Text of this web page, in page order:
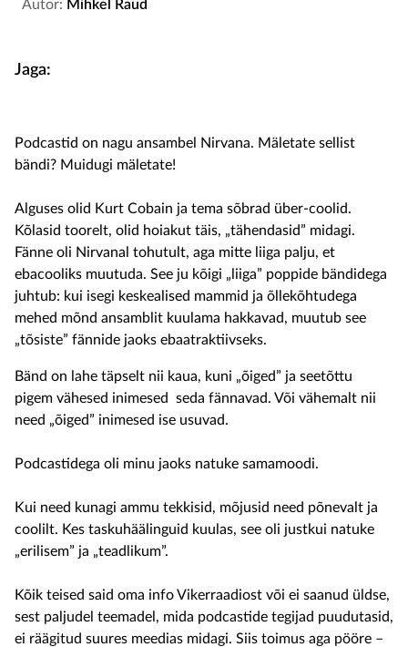
Autor: Mihkel Raud
Jaga:
Podcastid on nagu ansambel Nirvana. Mäletate sellist
bändi? Muidugi mäletate!
Alguses olid Kurt Cobain ja tema sõbrad über-coolid.
Kõlasid toorelt, olid hoiakut täis, „tähendasid” midagi.
Fänne oli Nirvanal tohutult, aga mitte liiga palju, et
ebacooliks muutuda. See ju kõigi „liiga” poppide bändidega
juhtub: kui isegi keskealised mammid ja õllekõhtudega
mehed mõnd ansamblit kuulama hakkavad, muutub see
„tõsiste” fännide jaoks ebaatraktiivseks.
Bänd on lahe täpselt nii kaua, kuni „õiged” ja seetõttu
pigem vähesed inimesed seda fännavad. Või vähemalt nii
need „õiged” inimesed ise usuvad.
Podcastidega oli minu jaoks natuke samamoodi.
Kui need kunagi ammu tekkisid, mõjusid need põnevalt ja
coolilt. Kes taskuhäälinguid kuulas, see oli justkui natuke
„erilisem” ja „teadlikum”.
Kõik teised said oma info Vikerraadiost või ei saanud üldse,
sest paljudel teemadel, mida podcastide tegijad puudutasid,
ei räägitud suures meedias midagi. Siis toimus aga pööre –